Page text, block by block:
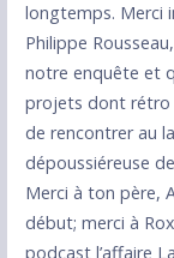
longtemps. Merci
Philippe
notre enquête et
projets dont rétro
de rencontrer au
dépoussiéreuse
Merci à ton père,
début; merci à
podcast l’affaire